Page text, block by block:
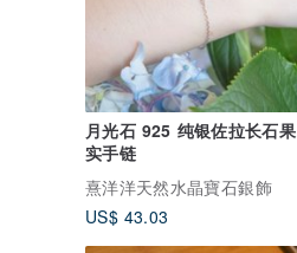
月光石 925 纯银佐拉长石果
实手链
熹洋洋天然水晶寶石銀飾
US$ 43.03